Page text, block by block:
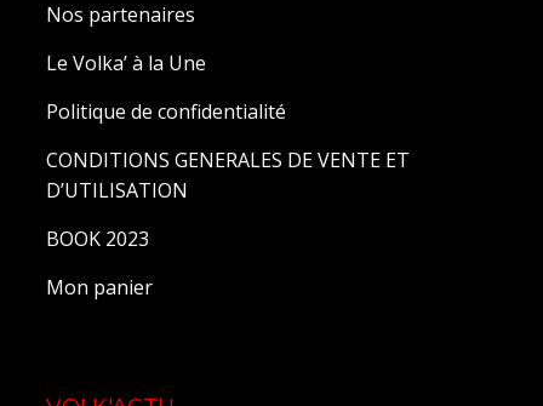
Nos partenaires
Le Volka’ à la Une
Politique de confidentialité
CONDITIONS GENERALES DE VENTE ET
D’UTILISATION
BOOK 2023
Mon panier